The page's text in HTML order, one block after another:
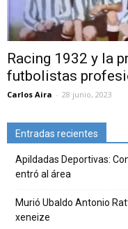
Racing 1932 y la
futbolistas
Carlos Aira - 28 junio, 2023
Entradas recientes
Apildadas Deportivas:
entró al área
Murió Ubaldo Antonio
xeneize